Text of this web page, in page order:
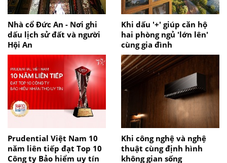
Nhà cổ Đức An - Nơi ghi
dấu lịch sử đất và người
Hội An
Khi dấu '+' giúp căn hộ
hai phòng ngủ 'lớn lên'
cùng gia đình
Prudential Việt Nam 10
năm liên tiếp đạt Top 10
Công ty Bảo hiểm uy tín
Khi công nghệ và nghệ
thuật cùng định hình
không gian sống